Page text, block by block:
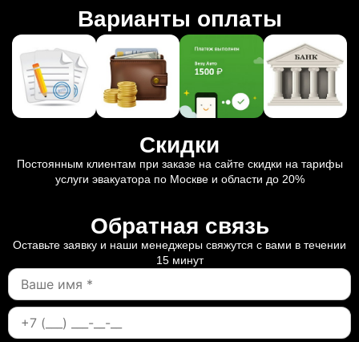
Варианты оплаты
Скидки
Постоянным клиентам при заказе на сайте скидки на тарифы
услуги эвакуатора по Москве и области до 20%
Обратная связь
Оставьте заявку и наши менеджеры свяжутся с вами в течении
15 минут